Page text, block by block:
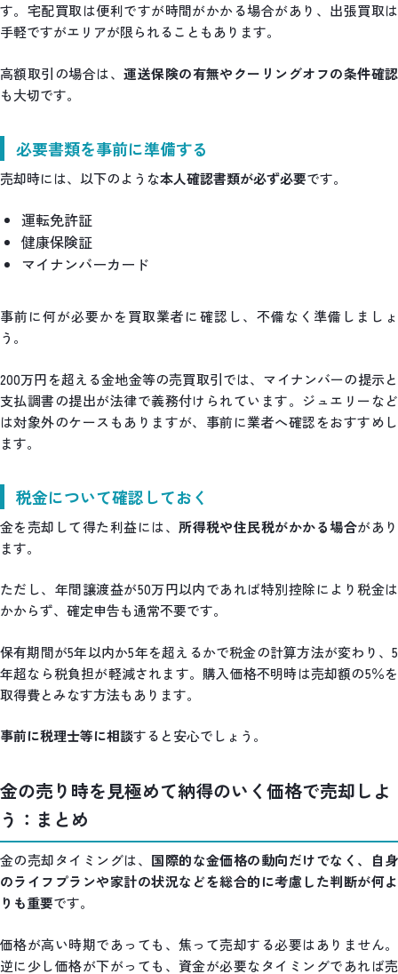
す。宅配買取は便利ですが時間がかかる場合があり、出張買取は
手軽ですがエリアが限られることもあります。
高額取引の場合は、運送保険の有無やクーリングオフの条件確認
も大切です。
必要書類を事前に準備する
売却時には、以下のような本人確認書類が必ず必要です。
運転免許証
健康保険証
マイナンバーカード
事前に何が必要かを買取業者に確認し、不備なく準備しましょ
う。
200万円を超える金地金等の売買取引では、マイナンバーの提示と
支払調書の提出が法律で義務付けられています。ジュエリーなど
は対象外のケースもありますが、事前に業者へ確認をおすすめし
ます。
税金について確認しておく
金を売却して得た利益には、 所得税や住民税がかかる場合があり
ます。
ただし、年間譲渡益が50万円以内であれば特別控除により税金は
かからず、確定申告も通常不要です。
保有期間が5年以内か5年を超えるかで税金の計算方法が変わり、5
年超なら税負担が軽減されます。購入価格不明時は売却額の5％を
取得費とみなす方法もあります。
事前に税理士等に相談すると安心でしょう。
金の売り時を見極めて納得のいく価格で売却しよ
う：まとめ
金の売却タイミングは、 国際的な金価格の動向だけでなく、自身
のライフプランや家計の状況などを総合的に考慮した判断が何よ
りも重要です。
価格が高い時期であっても、焦って売却する必要はありません。
逆に少し価格が下がっても、資金が必要なタイミングであれば売